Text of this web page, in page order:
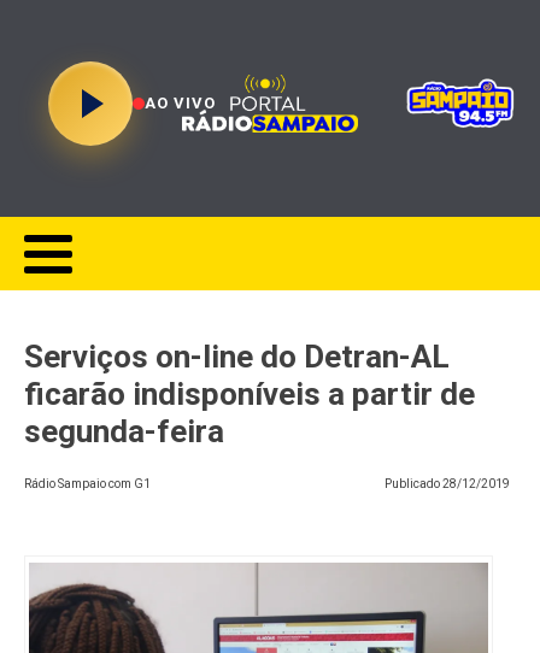
AO VIVO
Serviços on-line do Detran-AL
ficarão indisponíveis a partir de
segunda-feira
Rádio Sampaio com G1 Publicado28/12/2019